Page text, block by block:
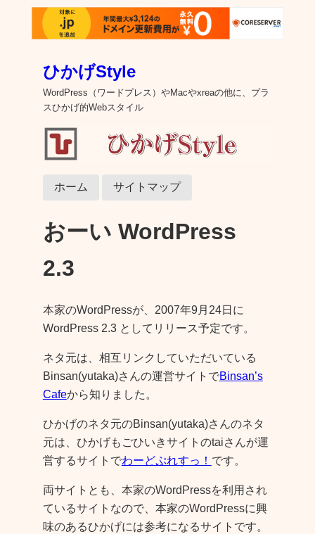
ひかげStyle
WordPress（ワードプレス）やMacやxreaの他に、プラ
スひかげ的Webスタイル
ホーム サイトマップ
おーい WordPress
2.3
本家のWordPressが、2007年9月24日に
WordPress 2.3 としてリリース予定です。
ネタ元は、相互リンクしていただいている
Binsan(yutaka)さんの運営サイトでBinsan’s
Cafeから知りました。
ひかげのネタ元のBinsan(yutaka)さんのネタ
元は、ひかげもごひいきサイトのtaiさんが運
営するサイトでわーどぷれすっ！ です。
両サイトとも、本家のWordPressを利用され
ているサイトなので、本家のWordPressに興
味のあるひかげには参考になるサイトです。